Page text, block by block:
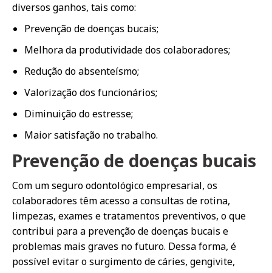
diversos ganhos, tais como:
Prevenção de doenças bucais;
Melhora da produtividade dos colaboradores;
Redução do absenteísmo;
Valorização dos funcionários;
Diminuição do estresse;
Maior satisfação no trabalho.
Prevenção de doenças bucais
Com um seguro odontológico empresarial, os
colaboradores têm acesso a consultas de rotina,
limpezas, exames e tratamentos preventivos, o que
contribui para a prevenção de doenças bucais e
problemas mais graves no futuro. Dessa forma, é
possível evitar o surgimento de cáries, gengivite,